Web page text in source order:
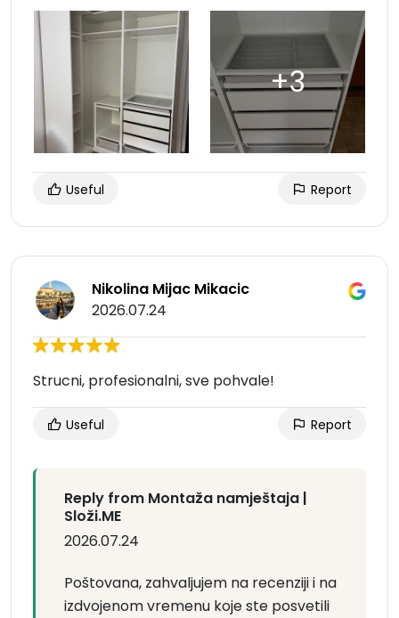
Useful Report
Nikolina Mijac Mikacic
2026.07.24
Strucni, profesionalni, sve pohvale!
Useful Report
Reply from Montaža namještaja |
Složi.ME
2026.07.24
Poštovana, zahvaljujem na recenziji i na
izdvojenom vremenu koje ste posvetili